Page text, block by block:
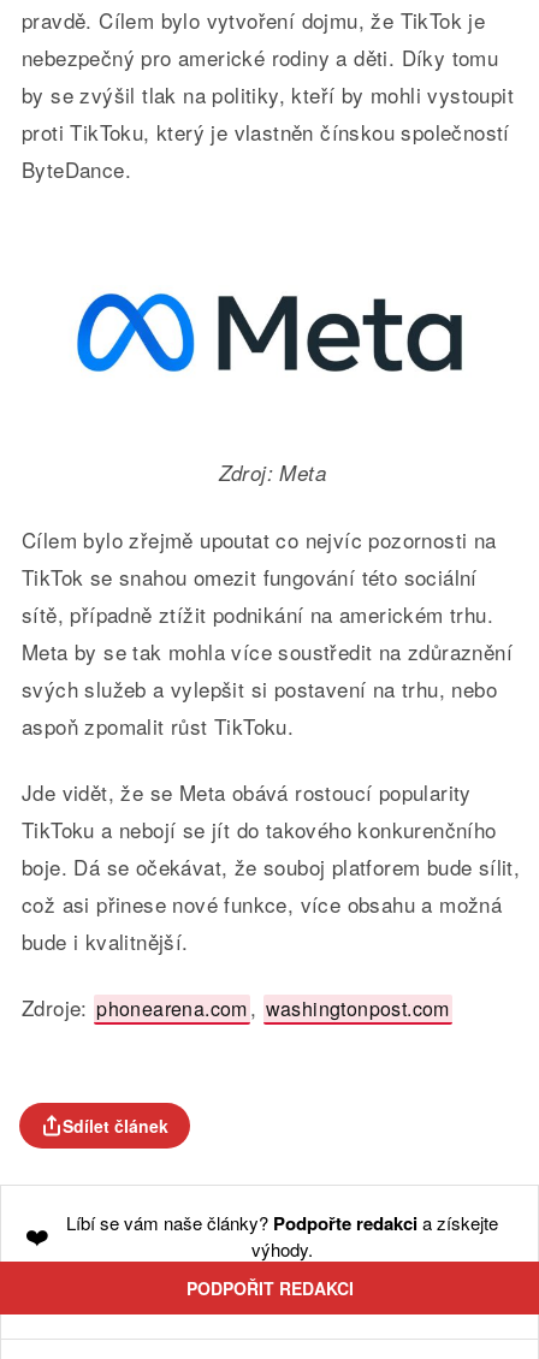
pravdě. Cílem bylo vytvoření dojmu, že TikTok je
nebezpečný pro americké rodiny a děti. Díky tomu
by se zvýšil tlak na politiky, kteří by mohli vystoupit
proti TikToku, který je vlastněn čínskou společností
ByteDance.
Zdroj: Meta
Cílem bylo zřejmě upoutat co nejvíc pozornosti na
TikTok se snahou omezit fungování této sociální
sítě, případně ztížit podnikání na americkém trhu.
Meta by se tak mohla více soustředit na zdůraznění
svých služeb a vylepšit si postavení na trhu, nebo
aspoň zpomalit růst TikToku.
Jde vidět, že se Meta obává rostoucí popularity
TikToku a nebojí se jít do takového konkurenčního
boje. Dá se očekávat, že souboj platforem bude sílit,
což asi přinese nové funkce, více obsahu a možná
bude i kvalitnější.
Zdroje: phonearena.com, washingtonpost.com
Sdílet článek
❤️ Líbí se vám naše články? Podpořte redakcia získejte
výhody.
PODPOŘIT REDAKCI